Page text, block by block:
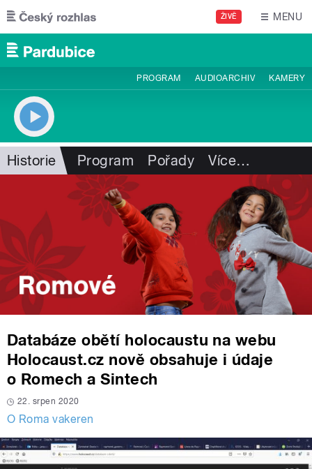
Přejít k hlavnímu obsahu
ŽIVĚ MENU
PROGRAM AUDIOARCHIV KAMERY
Historie Program Pořady Více…
Databáze obětí holocaustu na webu
Holocaust.cz nově obsahuje i údaje
o Romech a Sintech
22. srpen 2020
O Roma vakeren